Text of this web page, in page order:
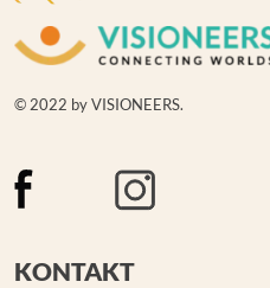
© 2022 by VISIONEERS.
KONTAKT